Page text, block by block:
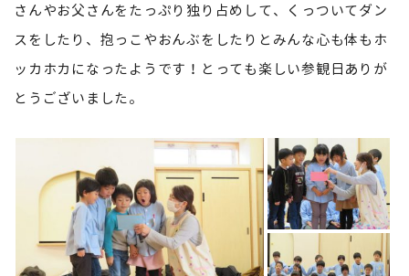
さんやお父さんをたっぷり独り占めして、くっついてダン
スをしたり、抱っこやおんぶをしたりとみんな心も体もホ
ッカホカになったようです！とっても楽しい参観日ありが
とうございました。